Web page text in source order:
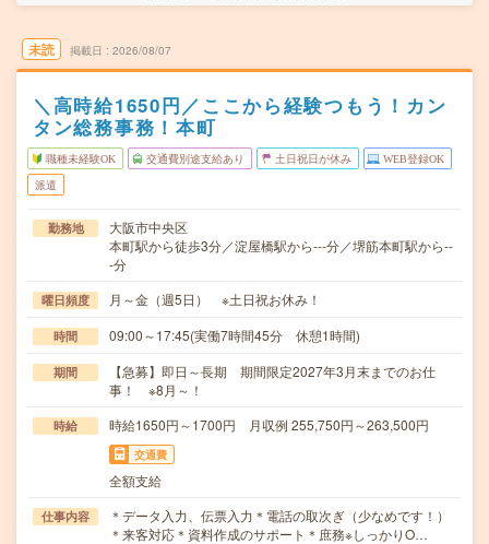
未読 掲載日 2026/08/07
＼高時給1650円／ここから経験つもう！カン
タン総務事務！本町
職種未経験OK 交通費別途支給あり 土日祝日が休み WEB登録OK
派遣
勤務地
大阪市中央区
本町駅から徒歩3分／淀屋橋駅から---分／堺筋本町駅から--
-分
曜日頻度 月～金（週5日） ※土日祝お休み！
時間 09:00～17:45(実働7時間45分 休憩1時間)
期間
【急募】即日～長期 期間限定2027年3月末までのお仕
事！ ※8月～！
時給 時給1650円～1700円 月収例 255,750円～263,500円
交通費
全額支給
仕事内容
＊データ入力、伝票入力＊電話の取次ぎ（少なめです！）
＊来客対応＊資料作成のサポート＊庶務※しっかりO…